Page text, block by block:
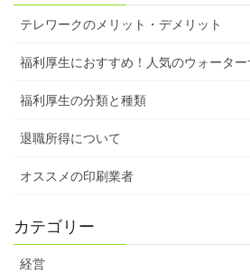
テレワークのメリット・デメリット
福利厚生におすすめ！人気のウォーター
福利厚生の分類と種類
退職所得について
オススメの印刷業者
カテゴリー
経営